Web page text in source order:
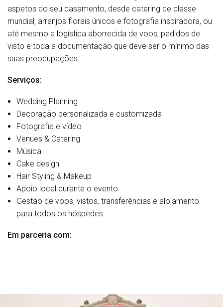
aspetos do seu casamento, desde catering de classe
mundial, arranjos florais únicos e fotografia inspiradora, ou
até mesmo a logística aborrecida de voos, pedidos de
visto e toda a documentação que deve ser o mínimo das
suas preocupações.
Serviços:
Wedding Planning
Decoração personalizada e customizada
Fotografia e vídeo
Venues & Catering
Música
Cake design
Hair Styling & Makeup
Apoio local durante o evento
Gestão de voos, vistos, transferências e alojamento
para todos os hóspedes.
Em parceria com: